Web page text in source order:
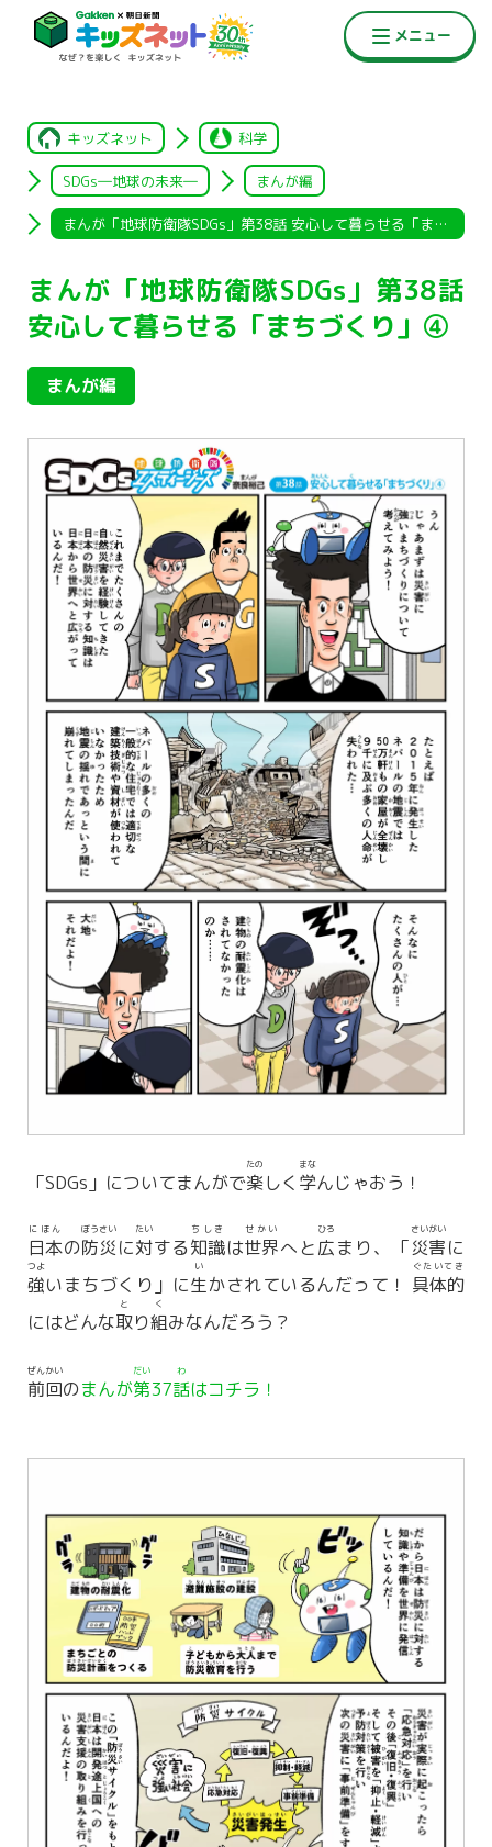
キッズネット 科学
SDGs―地球の未来― まんが編
まんが「地球防衛隊SDGs」第38話 安心して暮らせる「まちづく
まんが「地球防衛隊SDGs」第38話
安心して暮らせる「まちづくり」④
まんが編
「SDGs」についてまんがで楽
たの
しく 学
まな
んじゃおう！
日本
にほん
の防災
ぼうさい
に対
たい
する知識
ちしき
は世界
せかい
へと広
ひろ
まり、「災害
さいがい
に
強
つよ
いまちづくり」に生
い
かされているんだって！ 具体的
ぐたいてき
にはどんな取
と
り組
く
みなんだろう？
前回
ぜんかい
のまんが第
だい
37話
わ
はコチラ！